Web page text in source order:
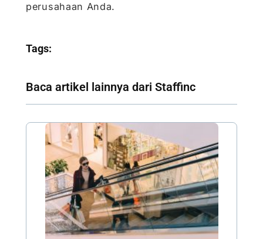
perusahaan Anda.
Tags:
Baca artikel lainnya dari Staffinc